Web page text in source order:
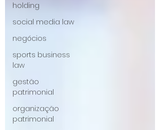
holding
social media law
negócios
sports business
law
gestão
patrimonial
organização
patrimonial